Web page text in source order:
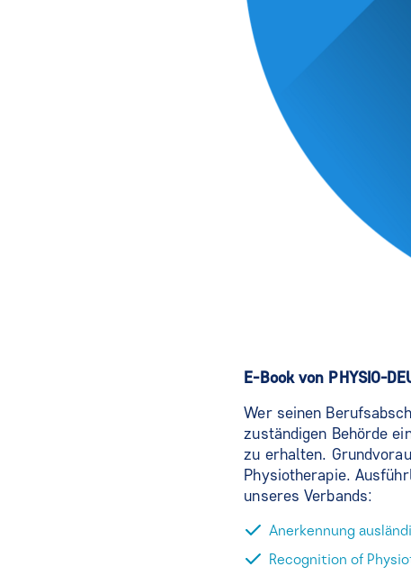
E-Book von PHYSIO-
Wer seinen
zuständigen Behörde
zu erhalten.
Physiotherapie.
unseres Verbands:
Anerkennung
Recognition of